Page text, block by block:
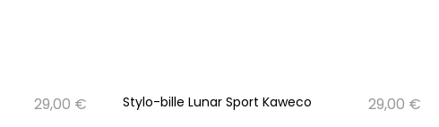
29,00 € Stylo-bille Lunar Sport Kaweco 29,00 €